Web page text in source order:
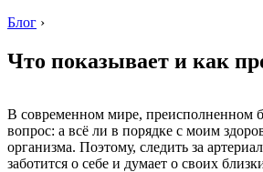
Блог ›
Что показывает и как
В современном мире, преисполненном
вопрос: а всё ли в порядке с моим
организма. Поэтому, следить за
заботится о себе и думает о своих